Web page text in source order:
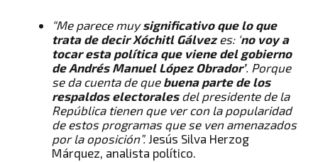
“Me parece muy significativo que lo que
trata de decir Xóchitl Gálvezes: ‘no voy a
tocar esta política que viene del gobierno
de Andrés Manuel López Obrador’. Porque
se da cuenta de que buena parte de los
respaldos electoralesdel presidente de la
República tienen que ver con la popularidad
de estos programas que se ven amenazados
por la oposición”. Jesús Silva Herzog
Márquez, analista político.